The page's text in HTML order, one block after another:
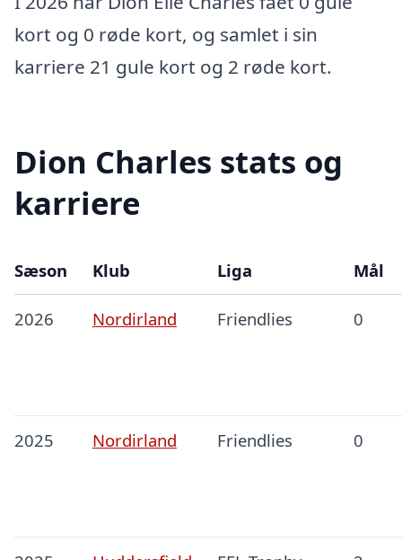
kort og 0 røde kort, og samlet i sin
karriere 21 gule kort og 2 røde kort.
Dion Charles stats og
karriere
Sæson Klub Liga Mål
2026 Nordirland Friendlies 0
2025 Nordirland Friendlies 0